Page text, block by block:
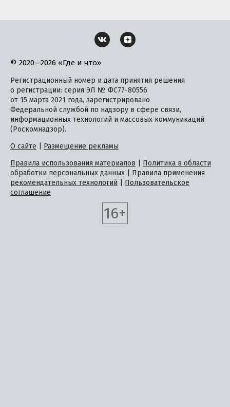
© 2020—2026 «Где и что»
Регистрационный номер и дата принятия решения
о регистрации: серия ЭЛ № ФС77-80556
от 15 марта 2021 года, зарегистрировано
Федеральной службой по надзору в сфере связи,
информационных технологий и массовых коммуникаций
(Роскомнадзор).
О сайте
Размещение рекламы
Правила использования материалов
Политика в области
обработки персональных данных
Правила применения
рекомендательных технологий
Пользовательское
соглашение
16+